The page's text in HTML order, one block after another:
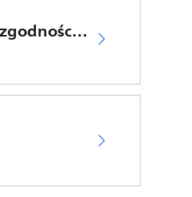
Deklaracja zgodności UE